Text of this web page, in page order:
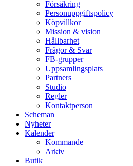
Försäkring
Personuppgiftspolicy
Köpvillkor
Mission & vision
Hållbarhet
Frågor & Svar
FB-grupper
Uppsamlingsplats
Partners
Studio
Regler
Kontaktperson
Scheman
Nyheter
Kalender
Kommande
Arkiv
Butik